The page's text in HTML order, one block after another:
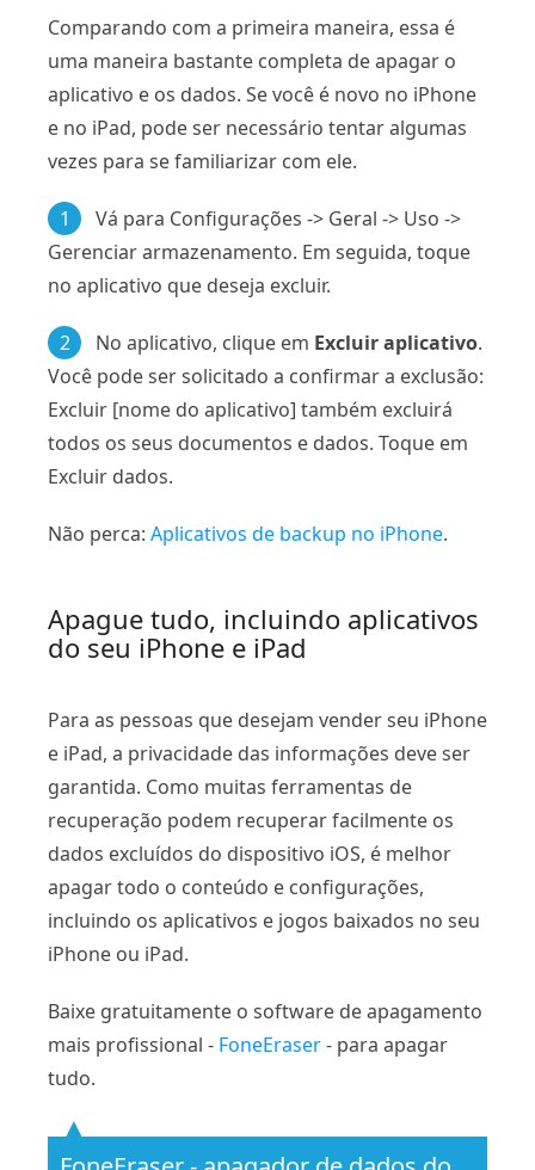
Comparando com a primeira maneira, essa é
uma maneira bastante completa de apagar o
aplicativo e os dados. Se você é novo no iPhone
e no iPad, pode ser necessário tentar algumas
vezes para se familiarizar com ele.
1
Vá para Configurações -> Geral -> Uso ->
Gerenciar armazenamento. Em seguida, toque
no aplicativo que deseja excluir.
2 No aplicativo, clique em Excluir aplicativo.
Você pode ser solicitado a confirmar a exclusão:
Excluir [nome do aplicativo] também excluirá
todos os seus documentos e dados. Toque em
Excluir dados.
Não perca: Aplicativos de backup no iPhone.
Apague tudo, incluindo aplicativos
do seu iPhone e iPad
Para as pessoas que desejam vender seu iPhone
e iPad, a privacidade das informações deve ser
garantida. Como muitas ferramentas de
recuperação podem recuperar facilmente os
dados excluídos do dispositivo iOS, é melhor
apagar todo o conteúdo e configurações,
incluindo os aplicativos e jogos baixados no seu
iPhone ou iPad.
Baixe gratuitamente o software de apagamento
mais profissional - FoneEraser- para apagar
tudo.